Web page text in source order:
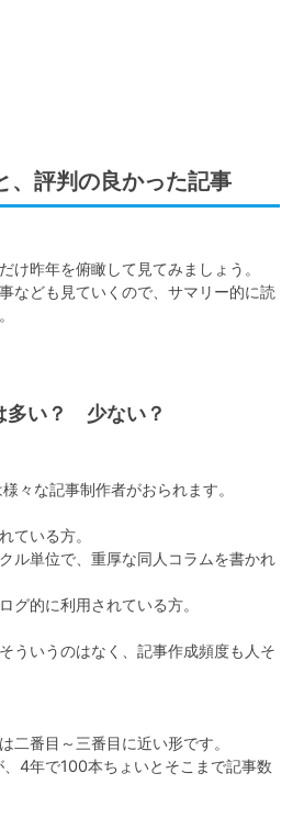
評判の良かった記事
昨年を俯瞰して見てみましょう。
なども見ていくので、サマリー的に読
多い？ 少ない？
々な記事制作者がおられます。
ている方。
ル単位で、重厚な同人コラムを書かれ
的に利用されている方。
ういうのはなく、記事作成頻度も人そ
番目～三番目に近い形です。
4年で100本ちょいとそこまで記事数